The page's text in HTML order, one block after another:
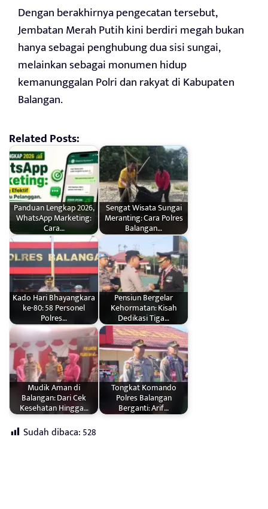
Dengan berakhirnya pengecatan tersebut,
Jembatan Merah Putih kini berdiri megah bukan
hanya sebagai penghubung dua sisi sungai,
melainkan sebagai monumen hidup
kemanunggalan Polri dan rakyat di Kabupaten
Balangan.
Related Posts:
Panduan Lengkap 2026,
WhatsApp Marketing:
Cara…
Sengat Wisata Sungai
Meranting: Cara Polres
Balangan…
Kado Hari Bhayangkara
ke-80: 58 Personel
Polres…
Pensiun Bergelar
Kehormatan: Kisah
Dedikasi Tiga…
Mudik Aman di
Balangan: Dari Cek
Kesehatan Hingga…
Tongkat Komando
Polres Balangan
Berganti: Arif…
Sudah dibaca:528